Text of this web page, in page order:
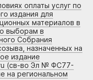
оплаты услуг по
издания для
материалов в
выборам в
Собрания
назначенных на
издание
(св-во Эл № ФС77-
на региональном